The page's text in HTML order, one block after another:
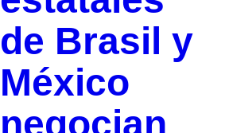
de Brasil y
México
negocian